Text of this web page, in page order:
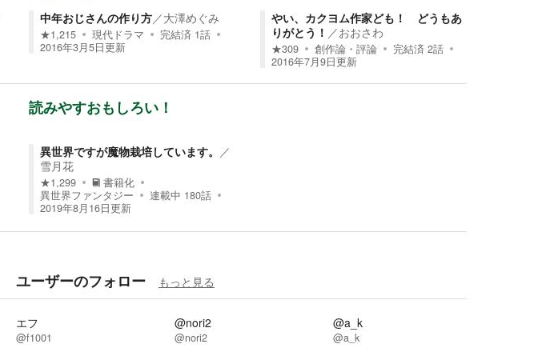
中年おじさんの作り方／大澤めぐみ
★1,215 現代ドラマ 完結済 1話
2016年3月5日更新
やい、カクヨム作家ども！ どうもあ
りがとう！ ／おおさわ
★309 創作論・評論 完結済 2話
2016年7月9日更新
読みやすおもしろい！
異世界ですが魔物栽培しています。 ／
雪月花
★1,299
書籍化
異世界ファンタジー
連載中 180話
2019年8月16日更新
ユーザーのフォロー もっと見る
エフ
@f1001
@nori2
@nori2
@a_k
@a_k